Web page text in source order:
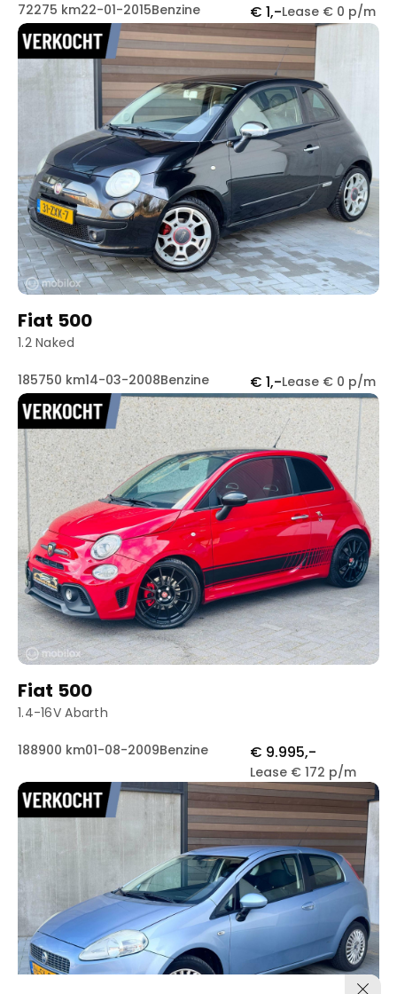
72275 km22-01-2015Benzine € 1,-Lease € 0 p/m
Fiat 500
1.2 Naked
185750 km14-03-2008Benzine € 1,-Lease € 0 p/m
Fiat 500
1.4-16V Abarth
188900 km01-08-2009Benzine € 9.995,-
Lease € 172 p/m